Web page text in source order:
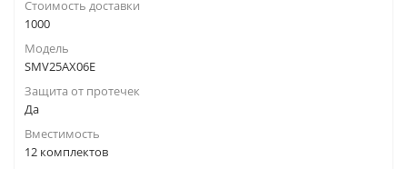
Стоимость доставки
1000
Модель
SMV25AX06E
Защита от протечек
Да
Вместимость
12 комплектов